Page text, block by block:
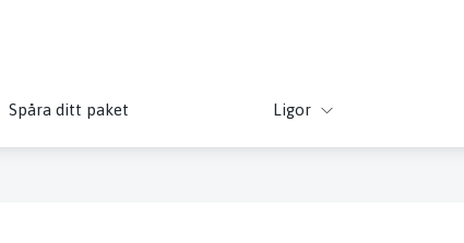
Spåra ditt paket Ligor